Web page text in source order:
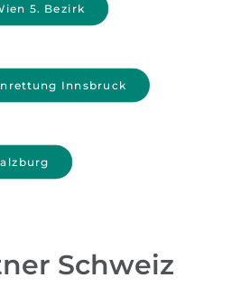
5. Bezirk
Innsbruck
Schweiz